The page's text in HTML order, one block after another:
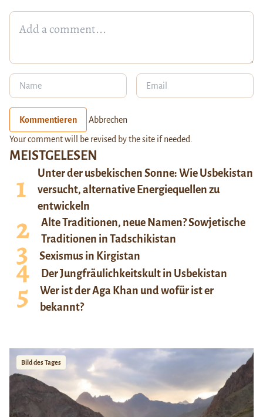
MEISTGELESEN
Unter der usbekischen Sonne: Wie Usbekistan
versucht, alternative Energiequellen zu
entwickeln
Alte Traditionen, neue Namen? Sowjetische
Traditionen in Tadschikistan
Sexismus in Kirgistan
Der Jungfräulichkeitskult in Usbekistan
Wer ist der Aga Khan und wofür ist er
bekannt?
Bild des Tages
Kommentieren Abbrechen
Your comment will be revised by the site if needed.